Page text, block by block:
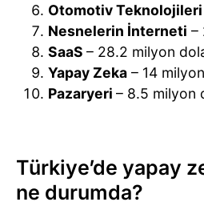
Otomotiv Teknolojileri
Nesnelerin İnterneti –
SaaS – 28.2 milyon
Yapay Zeka – 14
Pazaryeri – 8.5 milyon
Türkiye’de yapay
ne durumda?